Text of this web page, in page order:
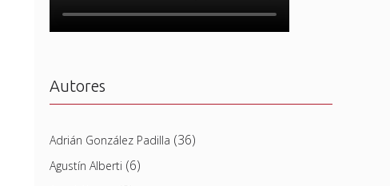
Autores
Adrián González Padilla (36)
Agustín Alberti (6)